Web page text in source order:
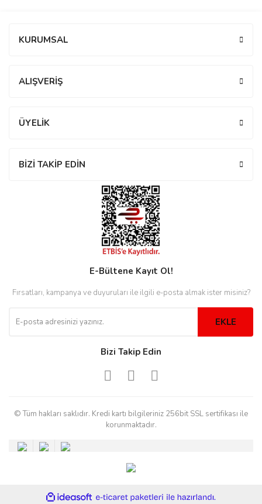
ManoirKURUMSAL
ALIŞVERİŞ
ÜYELİK
BİZİ TAKİP EDİN
E-Bültene Kayıt Ol!
Fırsatları, kampanya ve duyuruları ile ilgili e-posta almak ister misiniz?
EKLE
Bizi Takip Edin
© Tüm hakları saklıdır. Kredi kartı bilgileriniz 256bit SSL sertifikası ile
korunmaktadır.
ideasoft e-